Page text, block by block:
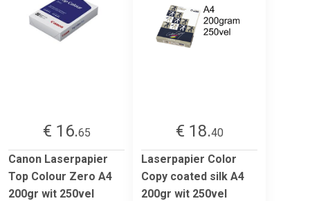
€ 16.65
Canon Laserpapier
Top Colour Zero A4
200gr wit 250vel
€ 18.40
Laserpapier Color
Copy coated silk A4
200gr wit 250vel